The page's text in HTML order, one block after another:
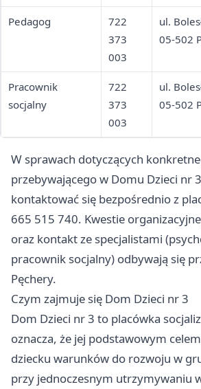
Pedagog
722
373
003
ul.
05-502
Pracownik
socjalny
722
373
003
ul.
05-502
W sprawach dotyczących
przebywającego w Domu Dzieci nr
kontaktować się bezpośrednio z
665 515 740. Kwestie
oraz kontakt ze specjalistami
pracownik socjalny) odbywają się
Pęchery.
Czym zajmuje się Dom Dzieci nr 3
Dom Dzieci nr 3 to placówka
oznacza, że jej podstawowym
dziecku warunków do rozwoju w
przy jednoczesnym utrzymywaniu